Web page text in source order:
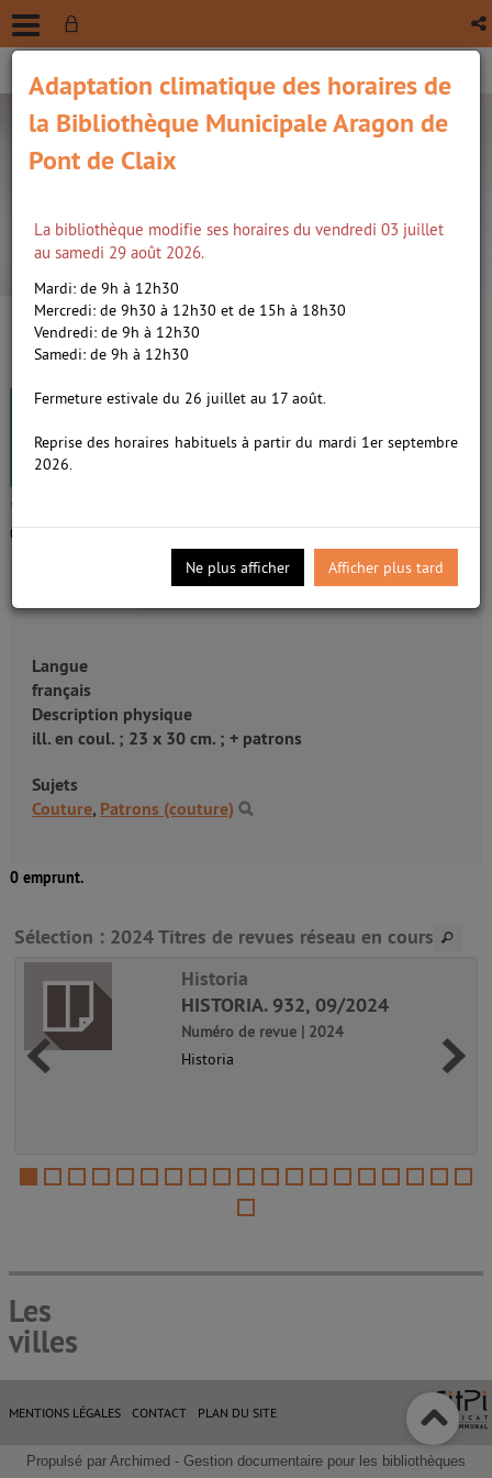
recherche avancée
/5
0avis
Passion couture créative
Revue
Edité parDIVERTI. Naintré
Langue
français
Description physique
ill. en coul. ; 23 x 30 cm. ; + patrons
Sujets
Couture, Patrons (couture)
0 emprunt.
Sélection : 2024 Titres de revues réseau en cours
Historia
HISTORIA. 932, 09/2024
Numéro de revue | 2024
Historia
Adaptation climatique des horaires de
la Bibliothèque Municipale Aragon de
Pont de Claix
La bibliothèque modifie ses horaires du vendredi 03 juillet
au samedi 29 août 2026.
Mardi: de 9h à 12h30
Mercredi: de 9h30 à 12h30 et de 15h à 18h30
Vendredi: de 9h à 12h30
Samedi: de 9h à 12h30
Fermeture estivale du 26 juillet au 17 août.
Reprise des horaires habituels à partir du mardi 1er septembre
2026.
Ne plus afficher Afficher plus tard
Les
villes
MENTIONS LÉGALES CONTACT PLAN DU SITE
Propulsé par Archimed - Gestion documentaire pour les bibliothèques